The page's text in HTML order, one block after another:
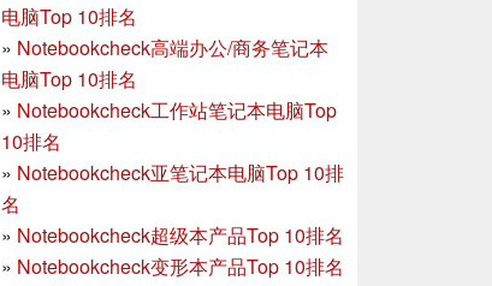
电脑Top 10排名
» Notebookcheck高端办公/商务笔记本
电脑Top 10排名
» Notebookcheck工作站笔记本电脑Top
10排名
» Notebookcheck亚笔记本电脑Top 10排
名
» Notebookcheck超级本产品Top 10排名
» Notebookcheck变形本产品Top 10排名